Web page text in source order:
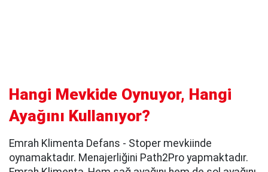
Hangi Mevkide Oynuyor, Hangi
Ayağını Kullanıyor?
Emrah Klimenta Defans - Stoper mevkiinde
oynamaktadır. Menajerliğini Path2Pro yapmaktadır.